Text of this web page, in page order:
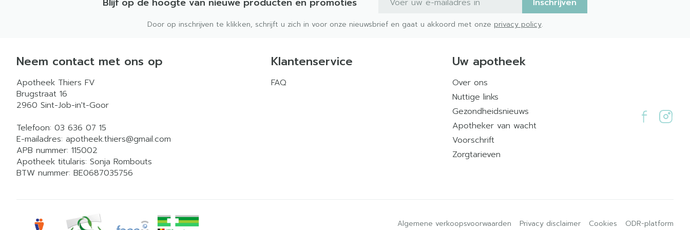
Inschrijven
Door op inschrijven te klikken, schrijft u zich in voor onze nieuwsbrief en gaat u akkoord met onze privacy policy.
Neem contact met ons op
Apotheek Thiers FV
Brugstraat 16
2960 Sint-Job-in't-Goor
Telefoon: 03 636 07 15
E-mailadres: apotheek.thiers@gmail.com
APB nummer: 115002
Apotheek titularis: Sonja Rombouts
BTW nummer: BE0687035756
Klantenservice
FAQ
Uw apotheek
Over ons
Nuttige links
Gezondheidsnieuws
Apotheker van wacht
Voorschrift
Zorgtarieven
Algemene verkoopsvoorwaarden Privacy disclaimer Cookies ODR-platform